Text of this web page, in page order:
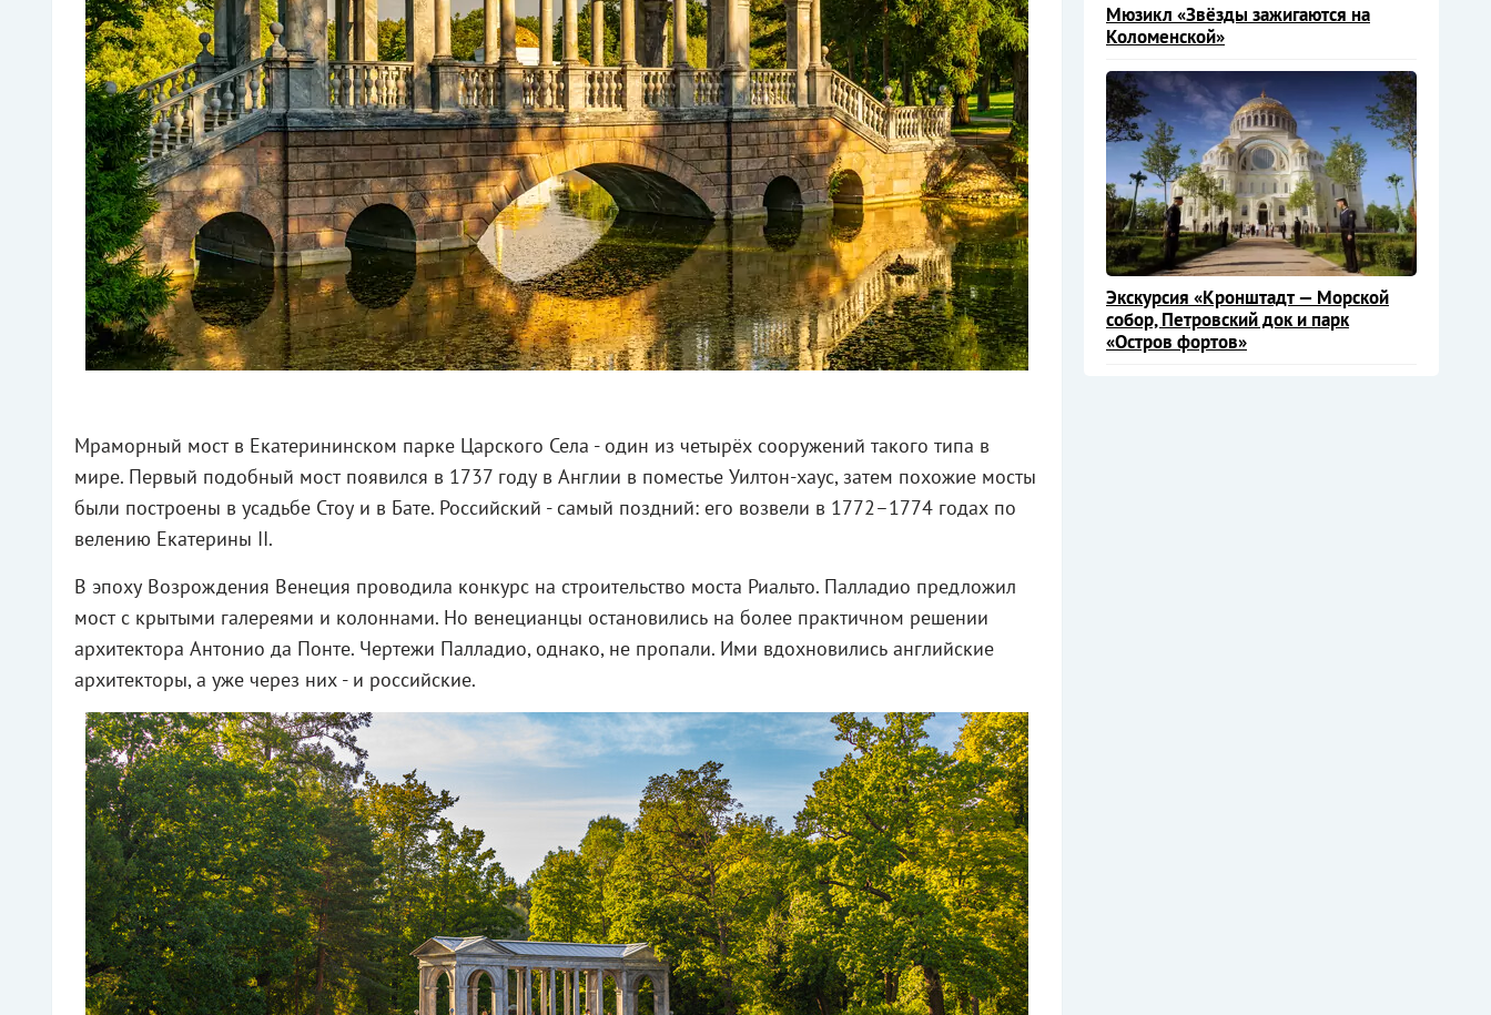
Мраморный мост в Екатерининском парке Царского Села - один из четырёх сооружений такого типа в
мире. Первый подобный мост появился в 1737 году в Англии в поместье Уилтон-хаус, затем похожие мосты
были построены в усадьбе Стоу и в Бате. Российский - самый поздний: его возвели в 1772–1774 годах по
велению Екатерины II.
В эпоху Возрождения Венеция проводила конкурс на строительство моста Риальто. Палладио предложил
мост с крытыми галереями и колоннами. Но венецианцы остановились на более практичном решении
архитектора Антонио да Понте. Чертежи Палладио, однако, не пропали. Ими вдохновились английские
архитекторы, а уже через них - и российские.
Мюзикл «Звёзды зажигаются на
Коломенской»
Экскурсия «Кронштадт — Морской
собор, Петровский док и парк
«Остров фортов»